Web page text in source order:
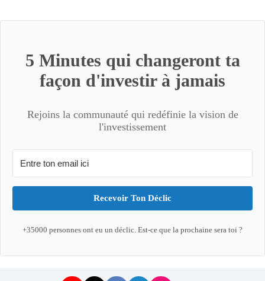
5 Minutes qui changeront ta
façon d'investir à jamais
Rejoins la communauté qui redéfinie la vision de
l'investissement
Recevoir Ton Déclic
+35000 personnes ont eu un déclic. Est-ce que la prochaine sera toi ?